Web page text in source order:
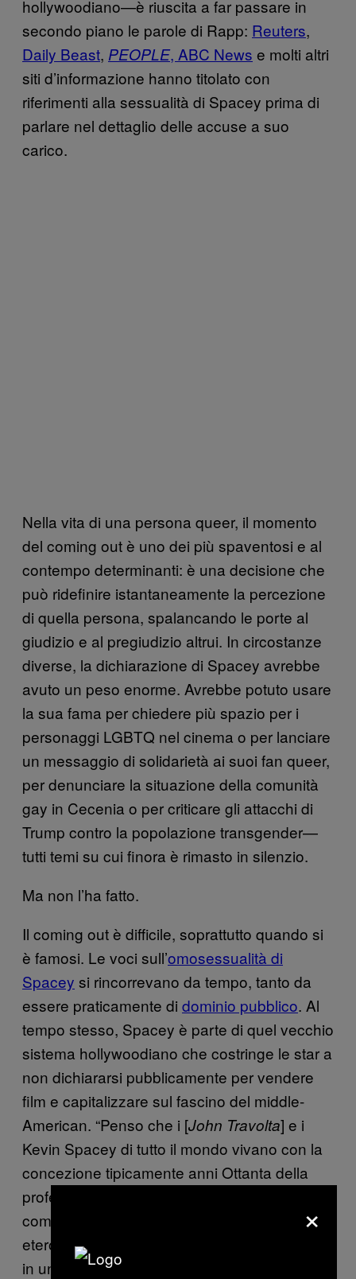
hollywoodiano—è riuscita a far passare in
secondo piano le parole di Rapp: Reuters,
Daily Beast, PEOPLE, ABC News e molti altri
siti d’informazione hanno titolato con
riferimenti alla sessualità di Spacey prima di
parlare nel dettaglio delle accuse a suo
carico.
Nella vita di una persona queer, il momento
del coming out è uno dei più spaventosi e al
contempo determinanti: è una decisione che
può ridefinire istantaneamente la percezione
di quella persona, spalancando le porte al
giudizio e al pregiudizio altrui. In circostanze
diverse, la dichiarazione di Spacey avrebbe
avuto un peso enorme. Avrebbe potuto usare
la sua fama per chiedere più spazio per i
personaggi LGBTQ nel cinema o per lanciare
un messaggio di solidarietà ai suoi fan queer,
per denunciare la situazione della comunità
gay in Cecenia o per criticare gli attacchi di
Trump contro la popolazione transgender—
tutti temi su cui finora è rimasto in silenzio.
Ma non l’ha fatto.
Il coming out è difficile, soprattutto quando si
è famosi. Le voci sull’omosessualità di
Spacey si rincorrevano da tempo, tanto da
essere praticamente di dominio pubblico. Al
tempo stesso, Spacey è parte di quel vecchio
sistema hollywoodiano che costringe le star a
non dichiararsi pubblicamente per vendere
film e capitalizzare sul fascino del middle-
American. “Penso che i [John Travolta] e i
Kevin Spacey di tutto il mondo vivano con la
concezione tipicamente anni Ottanta della
professione di attore, quella per cui bisogna
comportarsi da etero per ottenere ruoli da
etero,” aveva dichiarato il comico
in un’intervista a VICE sull’omosessualità a
×